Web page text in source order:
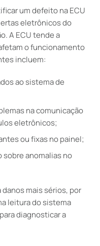
um defeito na ECU
eletrônicos do
A ECU tende a
o funcionamento
incluem:
ao sistema de
na comunicação
eletrônicos;
ou fixas no painel;
sobre anomalias no
mais sérios, por
leitura do sistema
diagnosticar a